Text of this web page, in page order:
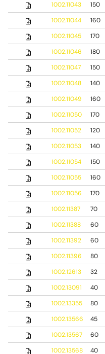
1002.11043
150
1002.11044
160
1002.11045
170
1002.11046
180
1002.11047
150
1002.11048
140
1002.11049
160
1002.11050
170
1002.11052
120
1002.11053
140
1002.11054
150
1002.11055
160
1002.11056
170
1002.11387
70
1002.11388
60
1002.11392
60
1002.11396
80
1002.12613
32
1002.13091
40
1002.13355
80
1002.13566
45
1002.13567
60
1002.13568
40